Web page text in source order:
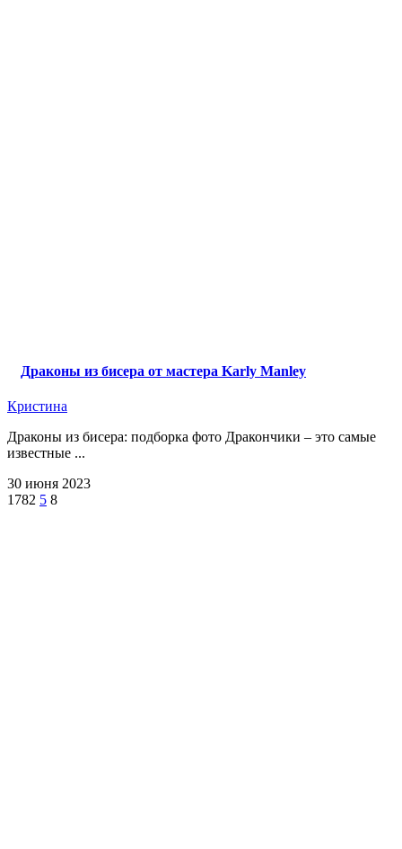
Драконы из бисера от мастера Karly Manley
Кристина
Драконы из бисера: подборка фото Дракончики – это самые
известные ...
30 июня 2023
1782 5 8